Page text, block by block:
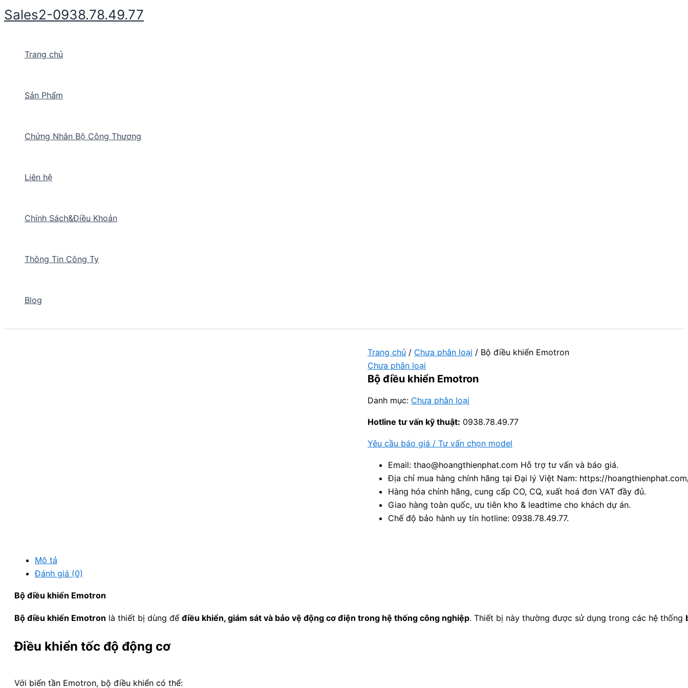
Nhảy
tới
Sales2-0938.78.49.77
Trang chủ
Sản Phẩm
Chứng Nhân Bộ Công Thương
Liên hệ
Chính Sách&Điều Khoản
Thông Tin Công Ty
Blog
Trang chủ / Chưa phân loại / Bộ điều khiển Emotron
Chưa phân loại
Bộ điều khiển Emotron
Danh mục: Chưa phân loại
Hotline tư vấn kỹ thuật: 0938.78.49.77
Yêu cầu báo giá / Tư vấn chọn model
Email: thao@hoangthienphat.com Hỗ trợ tư vấn và báo giá.
Địa chỉ mua hàng chính hãng tại Đại lý Việt Nam: https://
Hàng hóa chính hãng, cung cấp CO, CQ, xuất hoá đơn VAT đầy đủ.
Giao hàng toàn quốc, ưu tiên kho & leadtime cho khách dự án.
Chế độ bảo hành uy tín hotline: 0938.78.49.77.
Mô tả
Đánh giá (0)
Bộ điều khiển Emotron
Bộ điều khiển Emotron là thiết bị dùng để điều khiển, giám sát và bảo vệ động cơ điện trong hệ thống công nghiệp. Thiết bị này thường được sử dụng trong các hệ thống
Điều khiển tốc độ động cơ
Với biến tần Emotron, bộ điều khiển có thể: